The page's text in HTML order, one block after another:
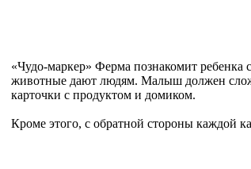
«Чудо-маркер» Ферма познакомит
животные дают людям. Малыш должен
карточки с продуктом и домиком.
Кроме этого, с обратной стороны каждой